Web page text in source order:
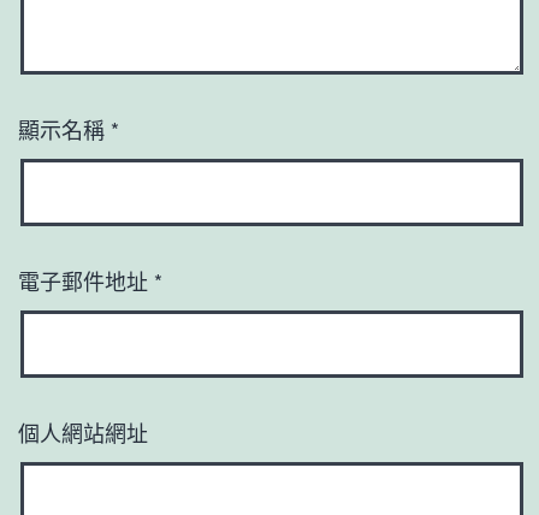
顯示名稱 *
電子郵件地址 *
個人網站網址